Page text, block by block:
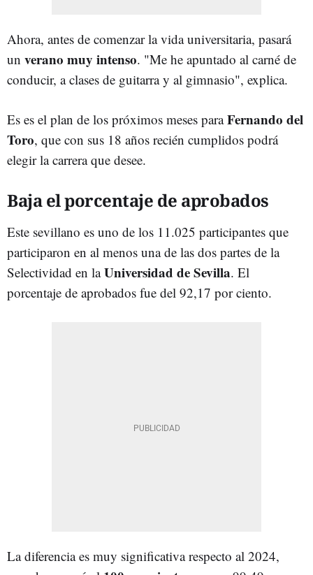
Ahora, antes de comenzar la vida universitaria, pasará
un verano muy intenso. "Me he apuntado al carné de
conducir, a clases de guitarra y al gimnasio", explica.
Es es el plan de los próximos meses paraFernando del
Toro, que con sus 18 años recién cumplidos podrá
elegir la carrera que desee.
Baja el porcentaje de aprobados
Este sevillano es uno de los 11.025 participantes que
participaron en al menos una de las dos partes de la
Selectividad en laUniversidad de Sevilla. El
porcentaje de aprobados fue del 92,17 por ciento.
La diferencia es muy significativa respecto al 2024,